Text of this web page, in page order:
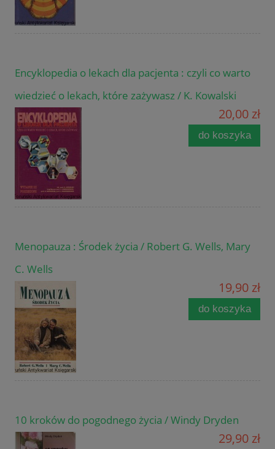
Encyklopedia o lekach dla pacjenta : czyli co warto
wiedzieć o lekach, które zażywasz / K. Kowalski
20,00 zł
do koszyka
Menopauza : Środek życia / Robert G. Wells, Mary
C. Wells
19,90 zł
do koszyka
10 kroków do pogodnego życia / Windy Dryden
29,90 zł